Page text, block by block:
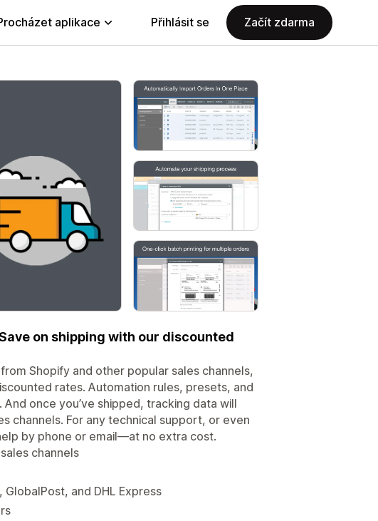
aplikace Přihlásit se Začít zdarma
on shipping with our discounted
Shopify and other popular sales channels,
rates. Automation rules, presets, and
once you’ve shipped, tracking data will
channels. For any technical support, or even
by phone or email—at no extra cost.
channels
GlobalPost, and DHL Express